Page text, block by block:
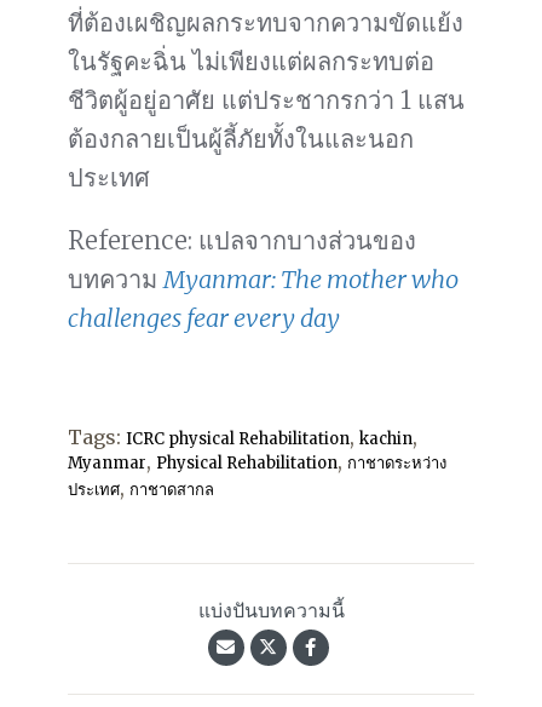
ที่ต้องเผชิญผลกระทบจากความขัดแย้ง
ในรัฐคะฉิ่น ไม่เพียงแต่ผลกระทบต่อ
ชีวิตผู้อยู่อาศัย แต่ประชากรกว่า 1 แสน
ต้องกลายเป็นผู้ลี้ภัยทั้งในและนอก
ประเทศ
Reference: แปลจากบางส่วนของ
บทความ Myanmar: The mother who
challenges fear every day
Tags: ICRC physical Rehabilitation, kachin,
Myanmar, Physical Rehabilitation, กาชาดระหว่าง
ประเทศ, กาชาดสากล
แบ่งปันบทความนี้